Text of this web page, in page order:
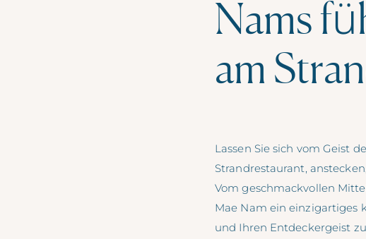
Nams
am
Lassen Sie sich vom Geist
Strandrestaurant,
Vom geschmackvollen
Mae Nam ein einzigartiges
und Ihren Entdeckergeist